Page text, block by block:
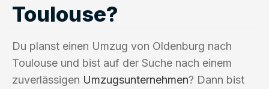
Toulouse?
Du planst einen Umzug von Oldenburg nach
Toulouse und bist auf der Suche nach einem
zuverlässigen Umzugsunternehmen? Dann bist